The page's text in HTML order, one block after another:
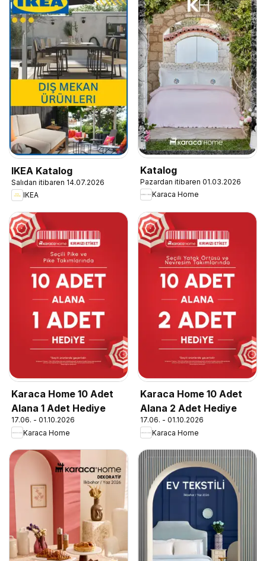
IKEA Katalog
Salıdan itibaren 14.07.2026
IKEA
Katalog
Pazardan itibaren 01.03.2026
Karaca Home
Karaca Home 10 Adet
Alana 1 Adet Hediye
17.06. - 01.10.2026
Karaca Home
Karaca Home 10 Adet
Alana 2 Adet Hediye
17.06. - 01.10.2026
Karaca Home